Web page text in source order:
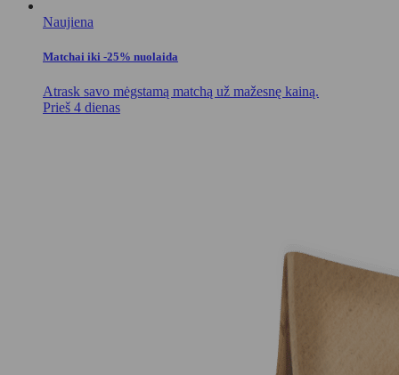
Naujiena
Matchai iki -25% nuolaida
Atrask savo mėgstamą matchą už mažesnę kainą.
Prieš 4 dienas